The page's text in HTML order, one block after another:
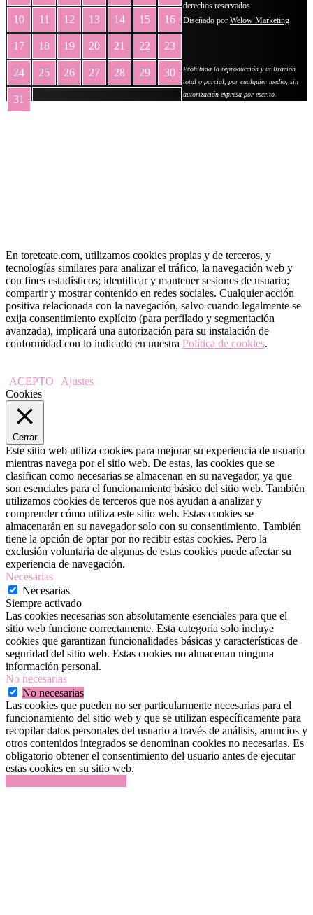
10 11 12 13 14 15 16
17 18 19 20 21 22 23
24 25 26 27 28 29 30
31
derechos reservados
Diseñado por Welow Marketing
Prohibida la reproducción y utilización
total o parcial, por cualquier medio, sin
autorización expresa por escrito.
En toreteate.com, utilizamos cookies propias y de terceros, y
tecnologías similares para analizar el tráfico, la navegación web y
con fines estadísticos; identificar y mantener sesiones de usuario;
compartir y mostrar contenido en redes sociales. Cualquier acción
positiva relacionada con la navegación, salvo cuando legalmente se
exija consentimiento explícito (para perfilado y segmentación
avanzada), implicará una autorización para su instalación de
conformidad con lo indicado en nuestra Política de cookies.
ACEPTO
Ajustes
Cookies
Cerrar
Este sitio web utiliza cookies para mejorar su experiencia de usuario
mientras navega por el sitio web. De estas, las cookies que se
clasifican como necesarias se almacenan en su navegador, ya que
son esenciales para el funcionamiento básico del sitio web. También
utilizamos cookies de terceros que nos ayudan a analizar y
comprender cómo utiliza este sitio web. Estas cookies se
almacenarán en su navegador solo con su consentimiento. También
tiene la opción de optar por no recibir estas cookies. Pero la
exclusión voluntaria de algunas de estas cookies puede afectar su
experiencia de navegación.
Necesarias
Necesarias
Siempre activado
Las cookies necesarias son absolutamente esenciales para que el
sitio web funcione correctamente. Esta categoría solo incluye
cookies que garantizan funcionalidades básicas y características de
seguridad del sitio web. Estas cookies no almacenan ninguna
información personal.
No necesarias
No necesarias
Las cookies que pueden no ser particularmente necesarias para el
funcionamiento del sitio web y que se utilizan específicamente para
recopilar datos personales del usuario a través de análisis, anuncios y
otros contenidos integrados se denominan cookies no necesarias. Es
obligatorio obtener el consentimiento del usuario antes de ejecutar
estas cookies en su sitio web.